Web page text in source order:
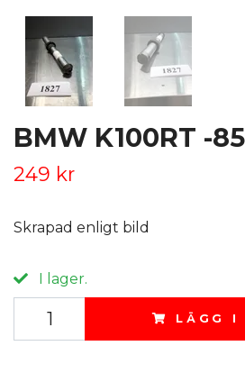
BMW K100RT -
249 kr
Skrapad enligt bild
I lager.
LÄGG I